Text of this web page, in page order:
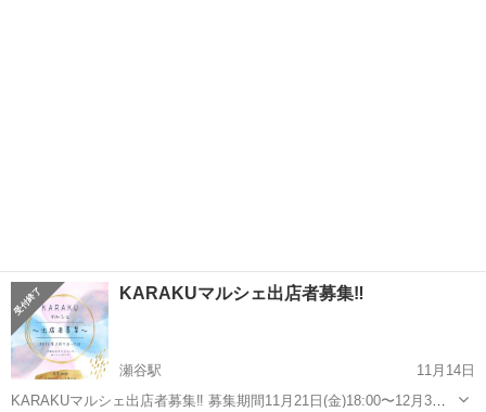
KARAKUマルシェ出店者募集‼️
瀬谷駅
11月14日
KARAKUマルシェ出店者募集‼️ 募集期間11月21日(金)18:00〜12月3日